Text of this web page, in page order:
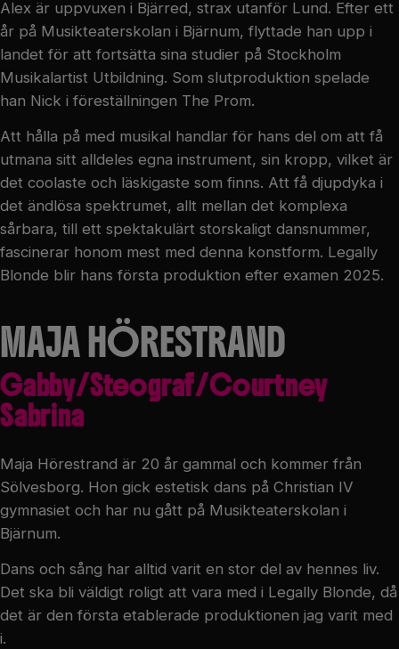
Alex är uppvuxen i Bjärred, strax utanför Lund. Efter ett
år på Musikteaterskolan i Bjärnum, flyttade han upp i
landet för att fortsätta sina studier på Stockholm
Musikalartist Utbildning. Som slutproduktion spelade
han Nick i föreställningen The Prom.
Att hålla på med musikal handlar för hans del om att få
utmana sitt alldeles egna instrument, sin kropp, vilket är
det coolaste och läskigaste som finns. Att få djupdyka i
det ändlösa spektrumet, allt mellan det komplexa
sårbara, till ett spektakulärt storskaligt dansnummer,
fascinerar honom mest med denna konstform. Legally
Blonde blir hans första produktion efter examen 2025.
MAJA HÖRESTRAND
Gabby/Steograf/Courtney
Sabrina
Maja Hörestrand är 20 år gammal och kommer från
Sölvesborg. Hon gick estetisk dans på Christian IV
gymnasiet och har nu gått på Musikteaterskolan i
Bjärnum.
Dans och sång har alltid varit en stor del av hennes liv.
Det ska bli väldigt roligt att vara med i Legally Blonde, då
det är den första etablerade produktionen jag varit med
i.